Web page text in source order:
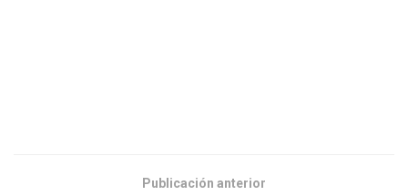
Publicación anterior